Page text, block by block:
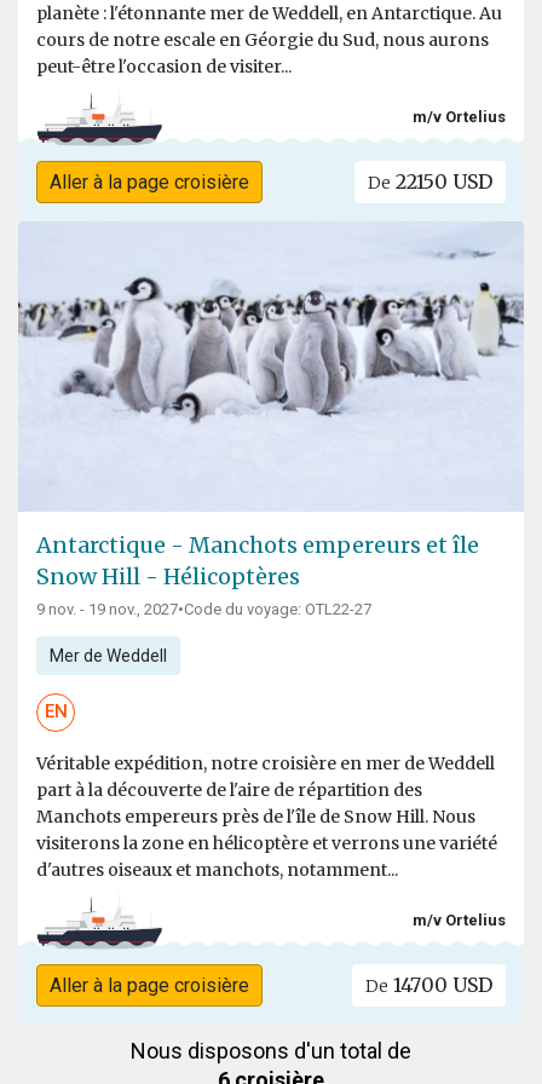
planète : l'étonnante mer de Weddell, en Antarctique. Au
cours de notre escale en Géorgie du Sud, nous aurons
peut-être l'occasion de visiter...
m/v Ortelius
Aller à la page croisière De 22150 USD
Antarctique - Manchots empereurs et île
Snow Hill - Hélicoptères
9 nov. - 19 nov., 2027•Code du voyage: OTL22-27
Mer de Weddell
EN
Véritable expédition, notre croisière en mer de Weddell
part à la découverte de l'aire de répartition des
Manchots empereurs près de l'île de Snow Hill. Nous
visiterons la zone en hélicoptère et verrons une variété
d'autres oiseaux et manchots, notamment...
m/v Ortelius
Aller à la page croisière De 14700 USD
Nous disposons d'un total de